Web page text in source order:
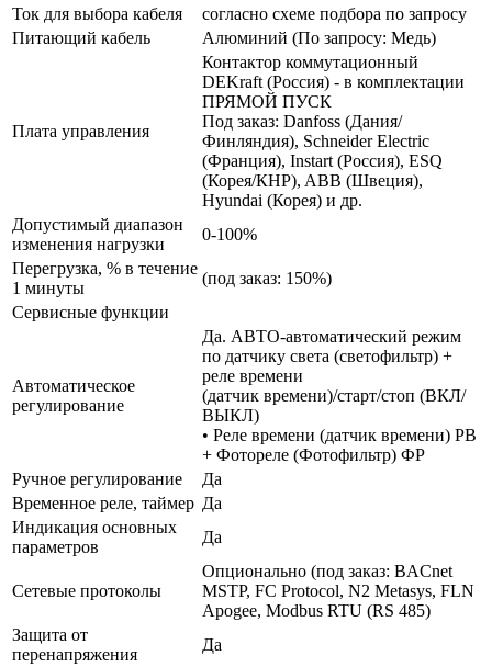
Ток для выбора кабеля
согласно схеме подбора по запросу
Питающий кабель
Алюминий (По запросу: Медь)
Плата управления
Контактор коммутационный
DEKraft (Россия) - в комплектации
ПРЯМОЙ ПУСК
Под заказ: Danfoss (Дания/
Финляндия), Schneider Electric
(Франция), Instart (Россия), ESQ
(Корея/КНР), ABB (Швеция),
Hyundai (Корея) и др.
Допустимый диапазон
изменения нагрузки
0-100%
Перегрузка, % в течение
1 минуты
(под заказ: 150%)
Сервисные функции
Автоматическое
регулирование
Да. АВТО-автоматический режим
по датчику света (светофильтр) +
реле времени
(датчик времени)/старт/стоп (ВКЛ/
ВЫКЛ)
• Реле времени (датчик времени) РВ
+ Фотореле (Фотофильтр) ФР
Ручное регулирование
Да
Временное реле, таймер Да
Индикация основных
параметров
Да
Сетевые протоколы
Опционально (под заказ: BACnet
MSTP, FC Protocol, N2 Metasys, FLN
Apogee, Modbus RTU (RS 485)
Защита от
перенапряжения
Да